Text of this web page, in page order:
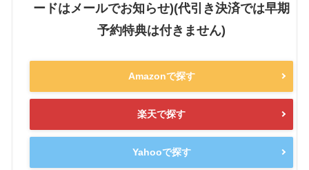
ードはメールでお知らせ)(代引き決済では早期
予約特典は付きません)
Amazonで探す
楽天で探す
Yahooで探す